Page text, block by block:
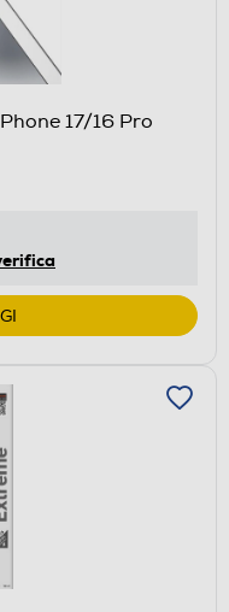
17/16 Pro